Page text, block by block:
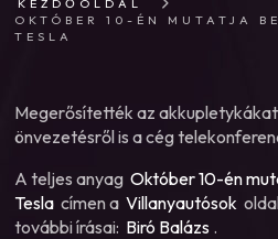
OKTÓBER 10-ÉN MUTATJA
TESLA
Megerősítették az
önvezetésről is a cég
A teljes anyag Október 10-én
Tesla címen a Villanyautósok
további írásai: Biró Balázs .